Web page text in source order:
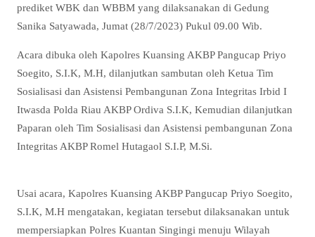
prediket WBK dan WBBM yang dilaksanakan di Gedung
Sanika Satyawada, Jumat (28/7/2023) Pukul 09.00 Wib.
Acara dibuka oleh Kapolres Kuansing AKBP Pangucap Priyo
Soegito, S.I.K, M.H, dilanjutkan sambutan oleh Ketua Tim
Sosialisasi dan Asistensi Pembangunan Zona Integritas Irbid I
Itwasda Polda Riau AKBP Ordiva S.I.K, Kemudian dilanjutkan
Paparan oleh Tim Sosialisasi dan Asistensi pembangunan Zona
Integritas AKBP Romel Hutagaol S.I.P, M.Si.
Usai acara, Kapolres Kuansing AKBP Pangucap Priyo Soegito,
S.I.K, M.H mengatakan, kegiatan tersebut dilaksanakan untuk
mempersiapkan Polres Kuantan Singingi menuju Wilayah